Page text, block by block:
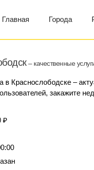
Главная Города
– качественные
в Краснослободске –
закажите
₽